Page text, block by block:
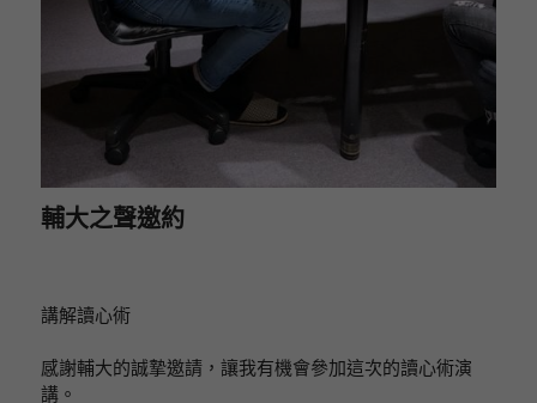
輔大之聲邀約
講解讀心術
感謝輔大的誠摯邀請，讓我有機會參加這次的讀心術演
講。